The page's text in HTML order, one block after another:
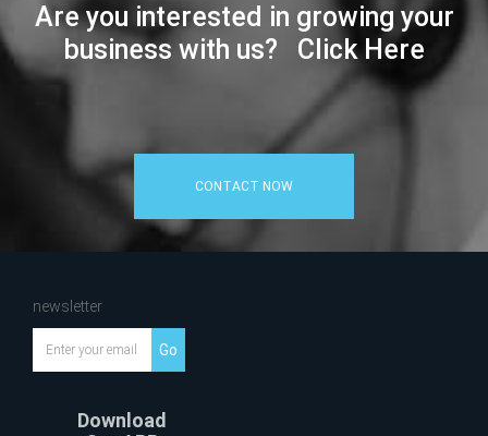
Are you interested in growing your
business with us? Click Here
CONTACT NOW
newsletter
Go
Download